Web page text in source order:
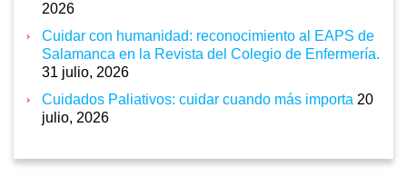
2026
Cuidar con humanidad: reconocimiento al EAPS de
Salamanca en la Revista del Colegio de Enfermería.
31 julio, 2026
Cuidados Paliativos: cuidar cuando más importa 20
julio, 2026